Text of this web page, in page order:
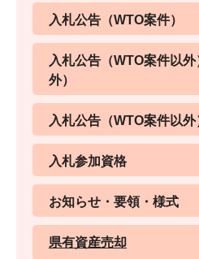
入札公告（WTO案件）
入札公告（WTO案件以
外）
入札公告（WTO案件以外
入札参加資格
お知らせ・要領・様式
県有資産売却